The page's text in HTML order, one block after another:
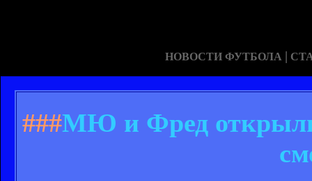
НОВОСТИ ФУТБОЛА |
###МЮ и Фред открыли